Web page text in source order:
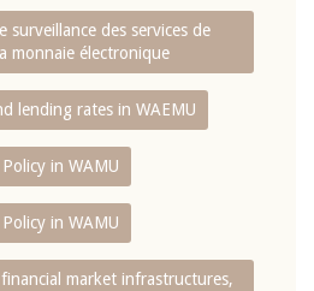
surveillance des services de
monnaie électronique
lending rates in WAEMU
in WAMU
in WAMU
financial market infrastructures,